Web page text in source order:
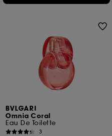
BVLGARI
Omnia Coral
Eau De Toilette
3